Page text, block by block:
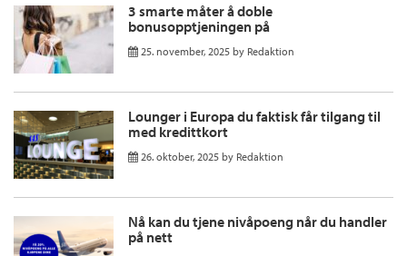
3 smarte måter å doble
bonusopptjeningen på
25. november, 2025 by Redaktion
Lounger i Europa du faktisk får tilgang til
med kredittkort
26. oktober, 2025 by Redaktion
Nå kan du tjene nivåpoeng når du handler
på nett